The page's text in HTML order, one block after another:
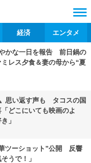
経済 エンタメ
かな一日を報告 前日鍋の
レス夕食＆妻の母から“夏
思い返す声も タコスの国
どこにいても映画のよ
」
ツーショット”公開 反響
うで！」